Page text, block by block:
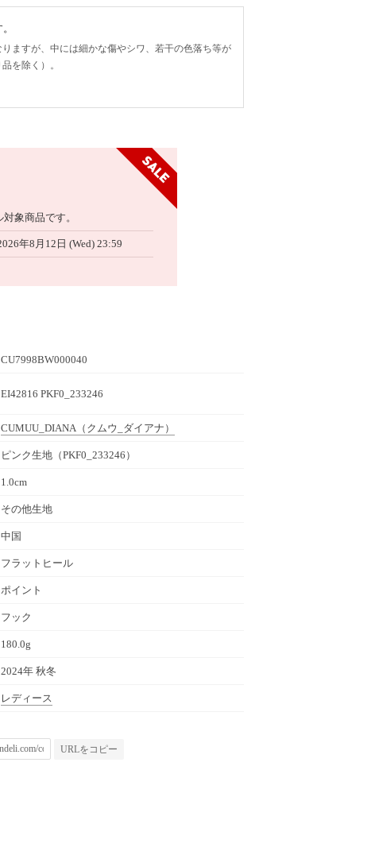
ますが、中には細かな傷やシワ、若干の色落ち等が
を除く）。
象商品です。
年8月12日 (Wed) 23:59
CU7998BW000040
EI42816 PKF0_233246
CUMUU_DIANA （クムウ_ダイアナ）
ピンク生地（PKF0_233246）
1.0cm
その他生地
中国
フラットヒール
ポイント
フック
180.0g
2024年 秋冬
レディース
URLをコピー